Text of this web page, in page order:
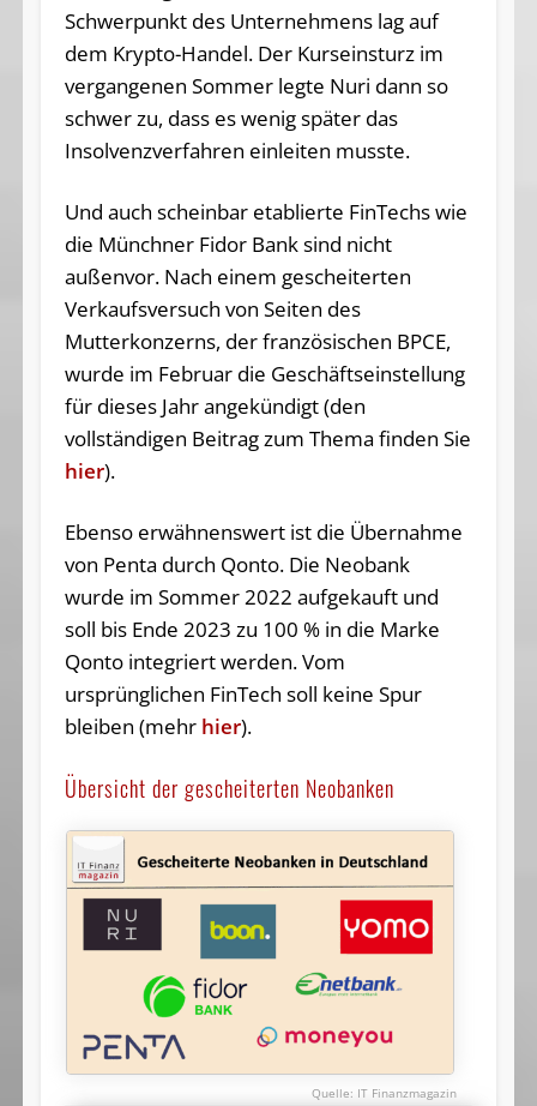
Schwerpunkt des Unternehmens lag auf
dem Krypto-Handel. Der Kurseinsturz im
vergangenen Sommer legte Nuri dann so
schwer zu, dass es wenig später das
Insolvenzverfahren einleiten musste.
Und auch scheinbar etablierte FinTechs wie
die Münchner Fidor Bank sind nicht
außenvor. Nach einem gescheiterten
Verkaufsversuch von Seiten des
Mutterkonzerns, der französischen BPCE,
wurde im Februar die Geschäftseinstellung
für dieses Jahr angekündigt (den
vollständigen Beitrag zum Thema finden Sie
hier).
Ebenso erwähnenswert ist die Übernahme
von Penta durch Qonto. Die Neobank
wurde im Sommer 2022 aufgekauft und
soll bis Ende 2023 zu 100 % in die Marke
Qonto integriert werden. Vom
ursprünglichen FinTech soll keine Spur
bleiben (mehr hier).
Übersicht der gescheiterten Neobanken
IT Finanzmagazin